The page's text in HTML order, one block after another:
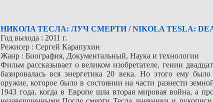
НИКОЛA ТЕСЛА: ЛУЧ СМЕРТИ / NIKOLA TESLA:
Год выхода : 2011 г.
Режисер : Сергей Карапухин
Жанр : Биография, Документальный, Наука и технологии
Фильм рассказывает о великом изобретателе, гении
базировалась вся энергетика 20 века. Но этого ему
оружие, которое было в состоянии на части разнести
1943 года, когда в Европе шла вторая мировая война, а